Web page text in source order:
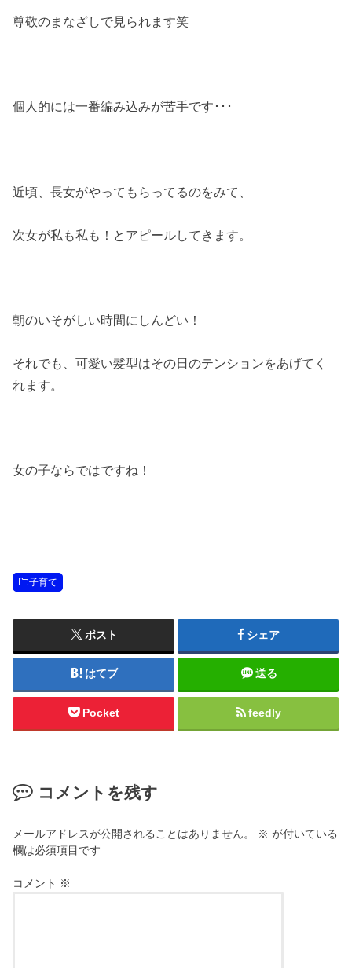
尊敬のまなざしで見られます笑
個人的には一番編み込みが苦手です･･･
近頃、長女がやってもらってるのをみて、
次女が私も私も！とアピールしてきます。
朝のいそがしい時間にしんどい！
それでも、可愛い髪型はその日のテンションをあげてく
れます。
女の子ならではですね！
子育て
ポスト シェア
はてブ 送る
Pocket feedly
コメントを残す
メールアドレスが公開されることはありません。 ※ が付いている
欄は必須項目です
コメント ※